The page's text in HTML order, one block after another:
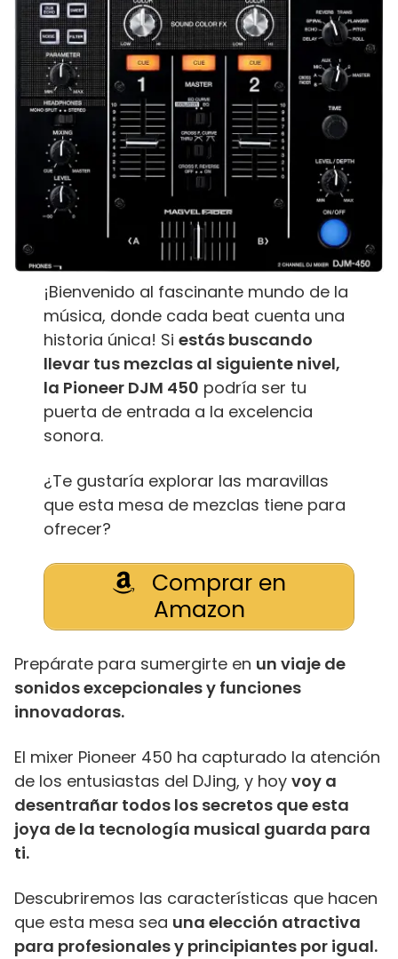
¡Bienvenido al fascinante mundo de la
música, donde cada beat cuenta una
historia única! Siestás buscando
llevar tus mezclas al siguiente nivel,
la Pioneer DJM 450 podría ser tu
puerta de entrada a la excelencia
sonora.
¿Te gustaría explorar las maravillas
que esta mesa de mezclas tiene para
ofrecer?
Comprar en
Amazon
Prepárate para sumergirte en un viaje de
sonidos excepcionales y funciones
innovadoras.
El mixer Pioneer 450 ha capturado la atención
de los entusiastas del DJing, y hoy voy a
desentrañar todos los secretos que esta
joya de la tecnología musical guarda para
ti.
Descubriremos las características que hacen
que esta mesa sea una elección atractiva
para profesionales y principiantes por igual.